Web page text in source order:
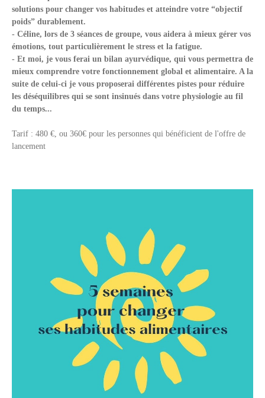
solutions pour changer vos habitudes et atteindre votre “objectif
poids” durablement.
- Céline, lors de 3 séances de groupe, vous aidera à mieux gérer vos
émotions, tout particulièrement le stress et la fatigue.
- Et moi, je vous ferai un bilan ayurvédique, qui vous permettra de
mieux comprendre votre fonctionnement global et alimentaire. A la
suite de celui-ci je vous proposerai différentes pistes pour réduire
les déséquilibres qui se sont insinués dans votre physiologie au fil
du temps...
Tarif : 480 €, ou 360€ pour les personnes qui bénéficient de l'offre de
lancement